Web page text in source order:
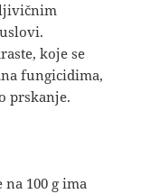
koje se
fungicidima,
prskanje.
100 g ima